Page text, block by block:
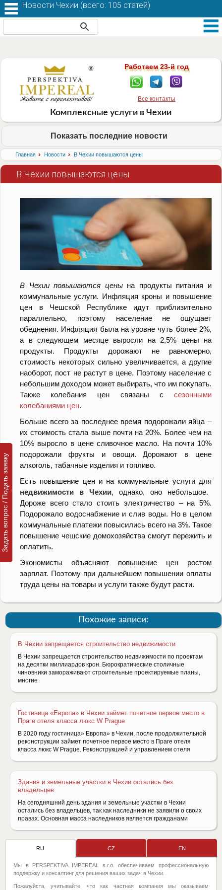
Работаем 23-й год
Все контакты
Комплексные услуги в Чехии
Показать последние новости
Главная › Новости › В Чехии повышаются цены
В Чехии повышаются цены
В Чехии повышаются цены на продукты питания и
коммунальные услуги. Инфляция кроны и повышение
цен в Чешской Республике идут приблизительно
параллельно, поэтому население не ощущает
обеднения. Инфляция была на уровне чуть более 2%,
а в следующем месяце выросли на 2,5% цены на
продукты. Продукты дорожают не равномерно,
стоимость некоторых сильно увеличивается, а другие
наоборот, пост не растут в цене. Поэтому население с
небольшим доходом может выбирать, что им покупать.
Также колебания цен связаны с сезонными
колебаниями цен.
Больше всего за последнее время подорожали яйца –
их стоимость стала выше почти на 20%. Более чем на
10% выросло в цене сливочное масло. На почти 10%
подорожали фрукты и овощи. Дорожают в цене
алкоголь, табачные изделия и топливо.
Есть повышение цен и на коммунальные услуги для
недвижимости в Чехии, однако, оно небольшое.
Дороже всего стало стоить электричество – на 5%.
Подорожало водоснабжение и слив воды. Но в целом
коммунальные платежи повысились всего на 3%. Такое
повышение чешские домохозяйства смогут пережить и
оплатить.
Экономисты объясняют повышение цен ростом
зарплат. Поэтому при дальнейшем повышении оплаты
труда цены на товары и услуги также будут расти.
Похожие записи:
В Чехии запрещается строительство недвижимости
В Чехии запрещается строительство недвижимости по проектам
на десятки миллиардов крон. Бюрократические столичные
чиновники замораживают строительные проектируемые планы,
многие
Гостиница «Европа» в Чехии займет почетное первое место в
Праге отеля класса люкс W Prague
В 2020 году гостиница» Европа» в Чехии, после продолжительной
реконструкции займет почетное первое место в Праге отеля
класса люкс W Prague. Реконструкцией и управлением отеля
Здания и земельные участки в Чехии остались без
владельцев
На сегодняшний день здания и земельные участки в Чехии
остались без владельцев, так как наследники не заявили о своих
правах. Основная масса наследников является гражданами
Новости Чехии (всего: 105 статей)
Задать вопрос / Подать заявку
RU CZ EN
Мы в PERSPEKTIVA IMPEREAL s.r.o. обеспечиваем профессиональную
поддержку и консалтинг для решения ваших задач в Чехии.
Пожалуйста, учитывайте, что как частная компания мы оказываем